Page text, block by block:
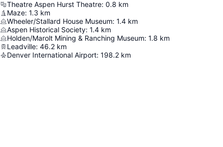
Theatre Aspen Hurst Theatre: 0.8 km
Maze: 1.3 km
Wheeler/Stallard House Museum: 1.4 km
Aspen Historical Society: 1.4 km
Holden/Marolt Mining & Ranching Museum: 1.8 km
Leadville: 46.2 km
Denver International Airport: 198.2 km